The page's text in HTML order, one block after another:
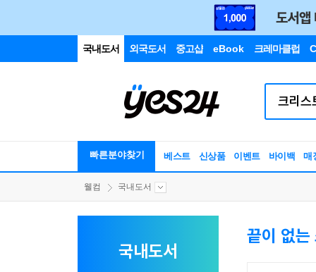
국내도서 외국도서 중고샵 eBook 크레마클럽
빠른분야찾기 베스트 신상품 이벤트 바이백 매
웰컴 국내도서
국내도서
끝이 없는